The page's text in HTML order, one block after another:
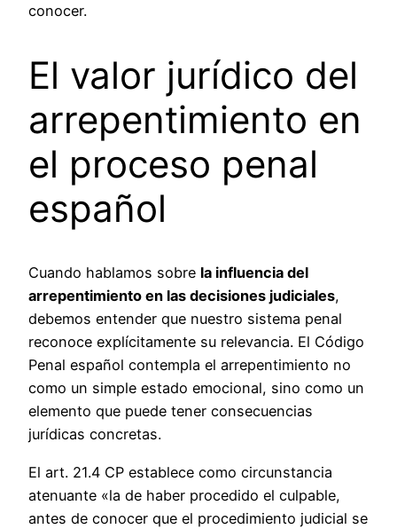
conocer.
El valor jurídico del
arrepentimiento en
el proceso penal
español
Cuando hablamos sobre la influencia del
arrepentimiento en las decisiones judiciales,
debemos entender que nuestro sistema penal
reconoce explícitamente su relevancia. El Código
Penal español contempla el arrepentimiento no
como un simple estado emocional, sino como un
elemento que puede tener consecuencias
jurídicas concretas.
El art. 21.4 CP establece como circunstancia
atenuante «la de haber procedido el culpable,
antes de conocer que el procedimiento judicial se